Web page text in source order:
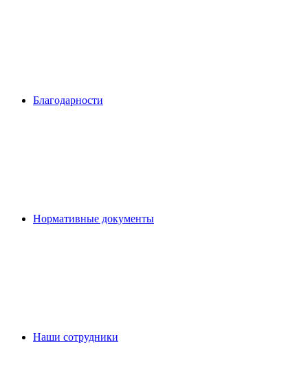
Благодарности
Нормативные документы
Наши сотрудники